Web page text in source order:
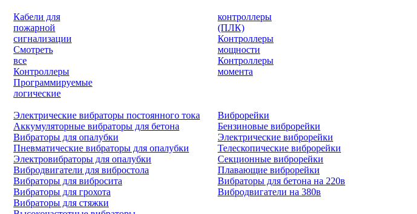
Кабели для
пожарной
сигнализации
Смотреть
все
Контроллеры
Программируемые
логические
контроллеры
(ПЛК)
Контроллеры
мощности
Контроллеры
момента
Электрические вибраторы постоянного тока
Аккумуляторные вибраторы для бетона
Вибраторы для опалубки
Пневматические вибраторы для опалубки
Электровибраторы для опалубки
Вибродвигатели для вибростола
Вибраторы для вибросита
Вибраторы для грохота
Вибраторы для стяжки
Виброрейки
Бензиновые виброрейки
Электрические виброрейки
Телескопические виброрейки
Секционные виброрейки
Плавающие виброрейки
Вибраторы для бетона на 220в
Вибродвигатели на 380в